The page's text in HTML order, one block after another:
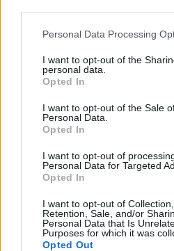
Personal Data Processing
I want to opt-out of the
personal data.
Opted In
I want to opt-out of the Sale
Personal Data.
Opted In
I want to opt-out of
Personal Data for Targeted
Opted In
I want to opt-out of Collection,
Retention, Sale, and/or
Personal Data that Is
Purposes for which it was
Opted Out
Die Bewertungen und
gelesen und teilweise
Arzneimittel- und
medizinischen Kenntnisse
auszutauschen. Auf diese
Autoren wieder und nicht jene des
Bitte beachten Sie, dass eine
unterschiedlich sein kann und dass
oder Apotheker wenden
Medikamenten zu erhalten.